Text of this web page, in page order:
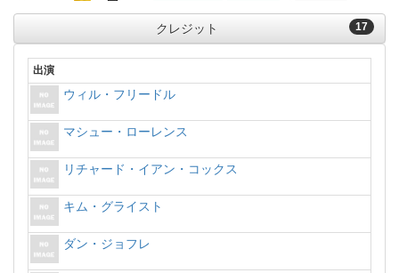
17
クレジット
出演
ウィル・フリードル
マシュー・ローレンス
リチャード・イアン・コックス
キム・グライスト
ダン・ジョフレ